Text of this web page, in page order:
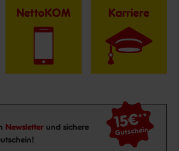
NettoKOM Karriere
Newsletter und sichere
15€**
Gutschein